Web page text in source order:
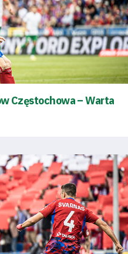
Częstochowa – Warta